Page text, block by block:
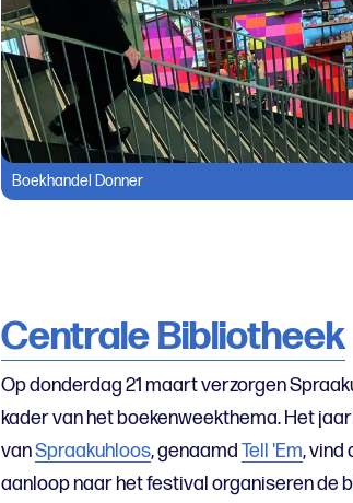
Boekhandel Donner
Centrale Bibliotheek
Op donderdag 21 maart verzorgen
kader van het boekenweekthema. Het
vanSpraakuhloos, genaamdTell 'Em, vind
aanloop naar het festival organiseren de